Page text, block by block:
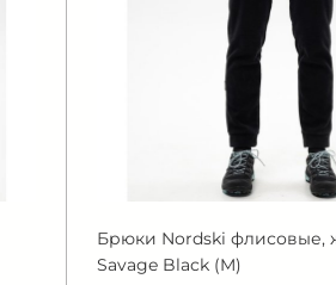
Брюки Nordski флисовые,
Savage Black (M)